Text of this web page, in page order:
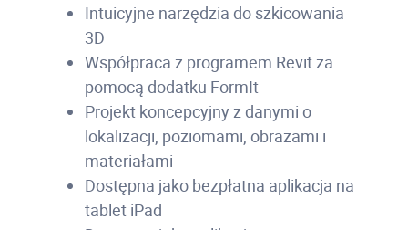
Intuicyjne narzędzia do szkicowania
3D
Współpraca z programem Revit za
pomocą dodatku FormIt
Projekt koncepcyjny z danymi o
lokalizacji, poziomami, obrazami i
materiałami
Dostępna jako bezpłatna aplikacja na
tablet iPad